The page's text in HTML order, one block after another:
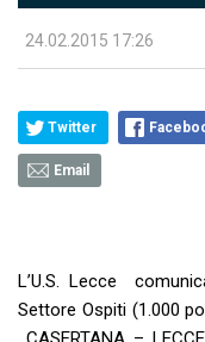
24.02.2015 17:26
Twitter
Email
L’U.S. Lecce
Settore Ospiti (1.000